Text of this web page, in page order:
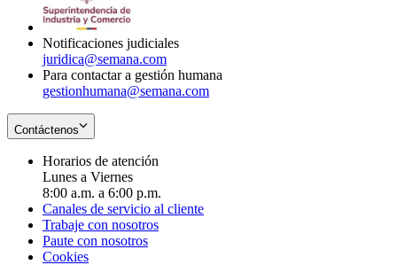
Notificaciones judiciales
juridica@semana.com
Para contactar a gestión humana
gestionhumana@semana.com
Contáctenos
Horarios de atención
Lunes a Viernes
8:00 a.m. a 6:00 p.m.
Canales de servicio al cliente
Trabaje con nosotros
Paute con nosotros
Cookies